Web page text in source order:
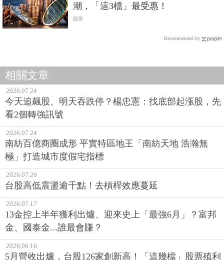
潮，「這3檔」最受惠！
股票
Recommended by
相關文章
2026.07.24
今天追飆股、明天吞跌停？楊忠憲：找底部起漲股，先
看2個轉強訊號
2026.07.24
南紡百億商圈成形 平實特區地王「南紡天地 浩瀚無
極」打造城市度假宅指標
2026.07.20
台股高低震盪逾千點！去槓桿效應蔓延
2026.07.17
13金控上半年獲利出爐、迎來史上「最強6月」？富邦
金、國泰金...誰最會賺？
2026.06.16
5月營收出爐，台股126家創新高！「這幾檔」股票殖利